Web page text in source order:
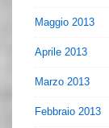
Maggio 2013
Aprile 2013
Marzo 2013
Febbraio 2013